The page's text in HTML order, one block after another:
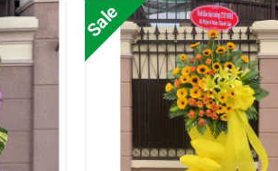
Sale